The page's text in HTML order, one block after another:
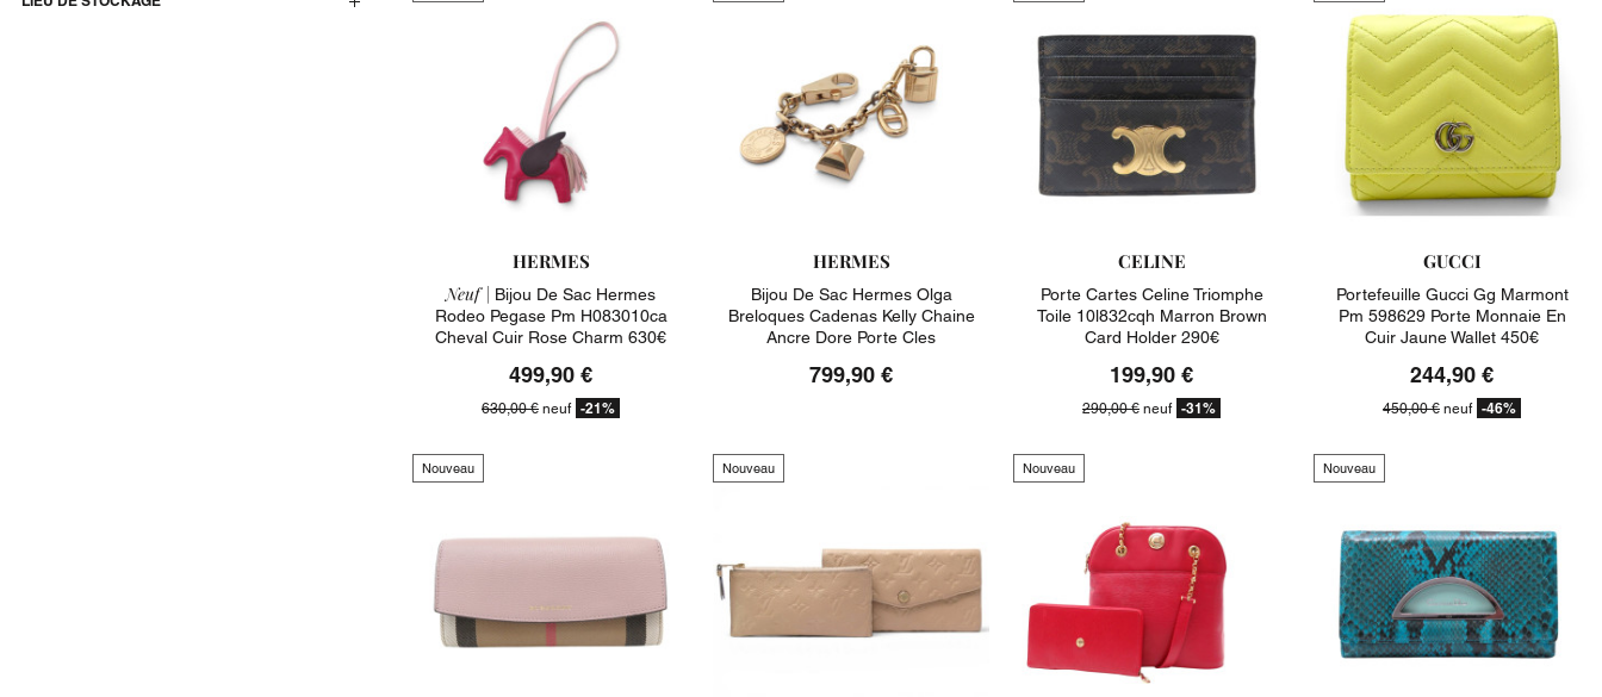
HERMES
Neuf | Bijou De Sac Hermes
Rodeo Pegase Pm H083010ca
Cheval Cuir Rose Charm 630€
499,90 €
630,00 € neuf -21%
HERMES
Bijou De Sac Hermes Olga
Breloques Cadenas Kelly Chaine
Ancre Dore Porte Cles
799,90 €
CELINE
Porte Cartes Celine Triomphe
Toile 10l832cqh Marron Brown
Card Holder 290€
199,90 €
290,00 € neuf -31%
GUCCI
Portefeuille Gucci Gg Marmont
Pm 598629 Porte Monnaie En
Cuir Jaune Wallet 450€
244,90 €
450,00 € neuf -46%
Nouveau Nouveau Nouveau Nouveau